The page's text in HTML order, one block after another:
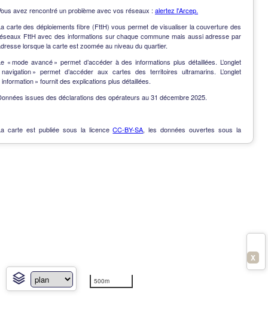
500m
avez rencontré un problème avec vos réseaux : alertez l'Arcep.
carte des déploiements fibre (FttH) vous permet de visualiser la couverture des
FttH avec des informations sur chaque commune mais aussi adresse par
lorsque la carte est zoomée au niveau du quartier.
« mode avancé » permet d’accéder à des informations plus détaillées. L’onglet
navigation » permet d’accéder aux cartes des territoires ultramarins. L’onglet
information » fournit des explications plus détaillées.
issues des déclarations des opérateurs au 31 décembre 2025.
carte est publiée sous la licenceCC-BY-SA, les données ouvertes sous la
X